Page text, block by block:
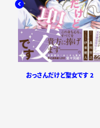
おっさんだけど聖女です 2